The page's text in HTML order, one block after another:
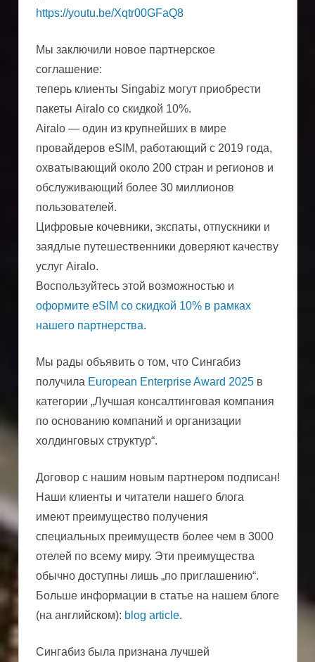
https://youtu.be/Xqtr00GFaQ8
Мы заключили новое партнерское
соглашение:
теперь клиенты Singabiz могут приобрести
пакеты Airalo со скидкой 10%.
Airalo — один из крупнейших в мире
провайдеров eSIM, работающий с 2019 года,
охватывающий около 200 стран и регионов и
обслуживающий более 30 миллионов
пользователей.
Цифровые кочевники, экспаты, отпускники и
заядлые путешественники доверяют качеству
услуг Airalo.
Воспользуйтесь этой возможностью и
оформите eSIM со скидкой 10% в рамках
нашего партнерства.
Мы рады объявить о том, что Сингабиз
получила European Enterprise Award 2025в
категории „Лучшая консалтинговая компания
по основанию компаний и организации
холдинговых структур“.
Договор с нашим новым партнером подписан!
Наши клиенты и читатели нашего блога
имеют преимущество получения
специальных преимуществ более чем в 3000
отелей по всему миру. Эти преимущества
обычно доступны лишь „по приглашению“.
Больше информации в статье на нашем блоге
(на английском): blog article.
Сингабиз была признана лучшей